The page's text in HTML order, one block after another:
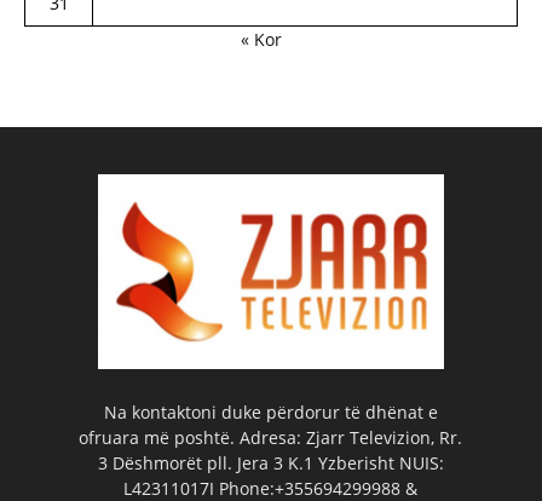
« Kor
Na kontaktoni duke përdorur të dhënat e
ofruara më poshtë. Adresa: Zjarr Televizion, Rr.
3 Dëshmorët pll. Jera 3 K.1 Yzberisht NUIS:
L42311017I Phone:+355694299988 &